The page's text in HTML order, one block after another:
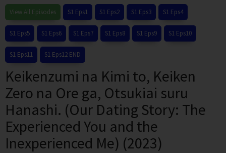
View All Episodes S1 Eps1 S1 Eps2 S1 Eps3 S1 Eps4
S1 Eps5 S1 Eps6 S1 Eps7 S1 Eps8 S1 Eps9 S1 Eps10
S1 Eps11 S1 Eps12 END
Keikenzumi na Kimi to, Keiken
Zero na Ore ga, Otsukiai suru
Hanashi. (Our Dating Story: The
Experienced You and the
Inexperienced Me) (2023)